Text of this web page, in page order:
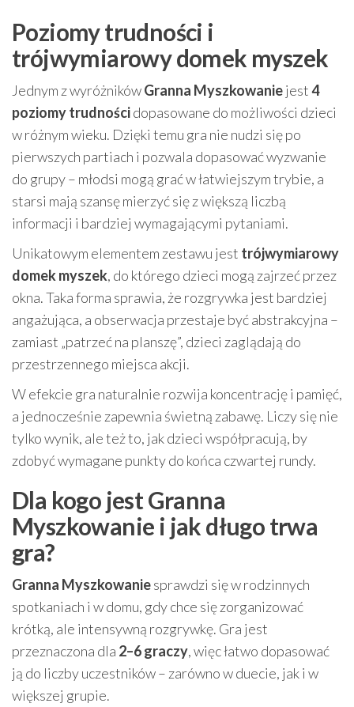
Poziomy trudności i
trójwymiarowy domek myszek
Jednym z wyróżnikówGranna Myszkowaniejest4
poziomy trudnościdopasowane do możliwości dzieci
w różnym wieku. Dzięki temu gra nie nudzi się po
pierwszych partiach i pozwala dopasować wyzwanie
do grupy – młodsi mogą grać w łatwiejszym trybie, a
starsi mają szansę mierzyć się z większą liczbą
informacji i bardziej wymagającymi pytaniami.
Unikatowym elementem zestawu jest trójwymiarowy
domek myszek, do którego dzieci mogą zajrzeć przez
okna. Taka forma sprawia, że rozgrywka jest bardziej
angażująca, a obserwacja przestaje być abstrakcyjna –
zamiast „patrzeć na planszę”, dzieci zaglądają do
przestrzennego miejsca akcji.
W efekcie gra naturalnie rozwija koncentrację i pamięć,
a jednocześnie zapewnia świetną zabawę. Liczy się nie
tylko wynik, ale też to, jak dzieci współpracują, by
zdobyć wymagane punkty do końca czwartej rundy.
Dla kogo jest Granna
Myszkowanie i jak długo trwa
gra?
Granna Myszkowaniesprawdzi się w rodzinnych
spotkaniach i w domu, gdy chce się zorganizować
krótką, ale intensywną rozgrywkę. Gra jest
przeznaczona dla 2–6 graczy, więc łatwo dopasować
ją do liczby uczestników – zarówno w duecie, jak i w
większej grupie.